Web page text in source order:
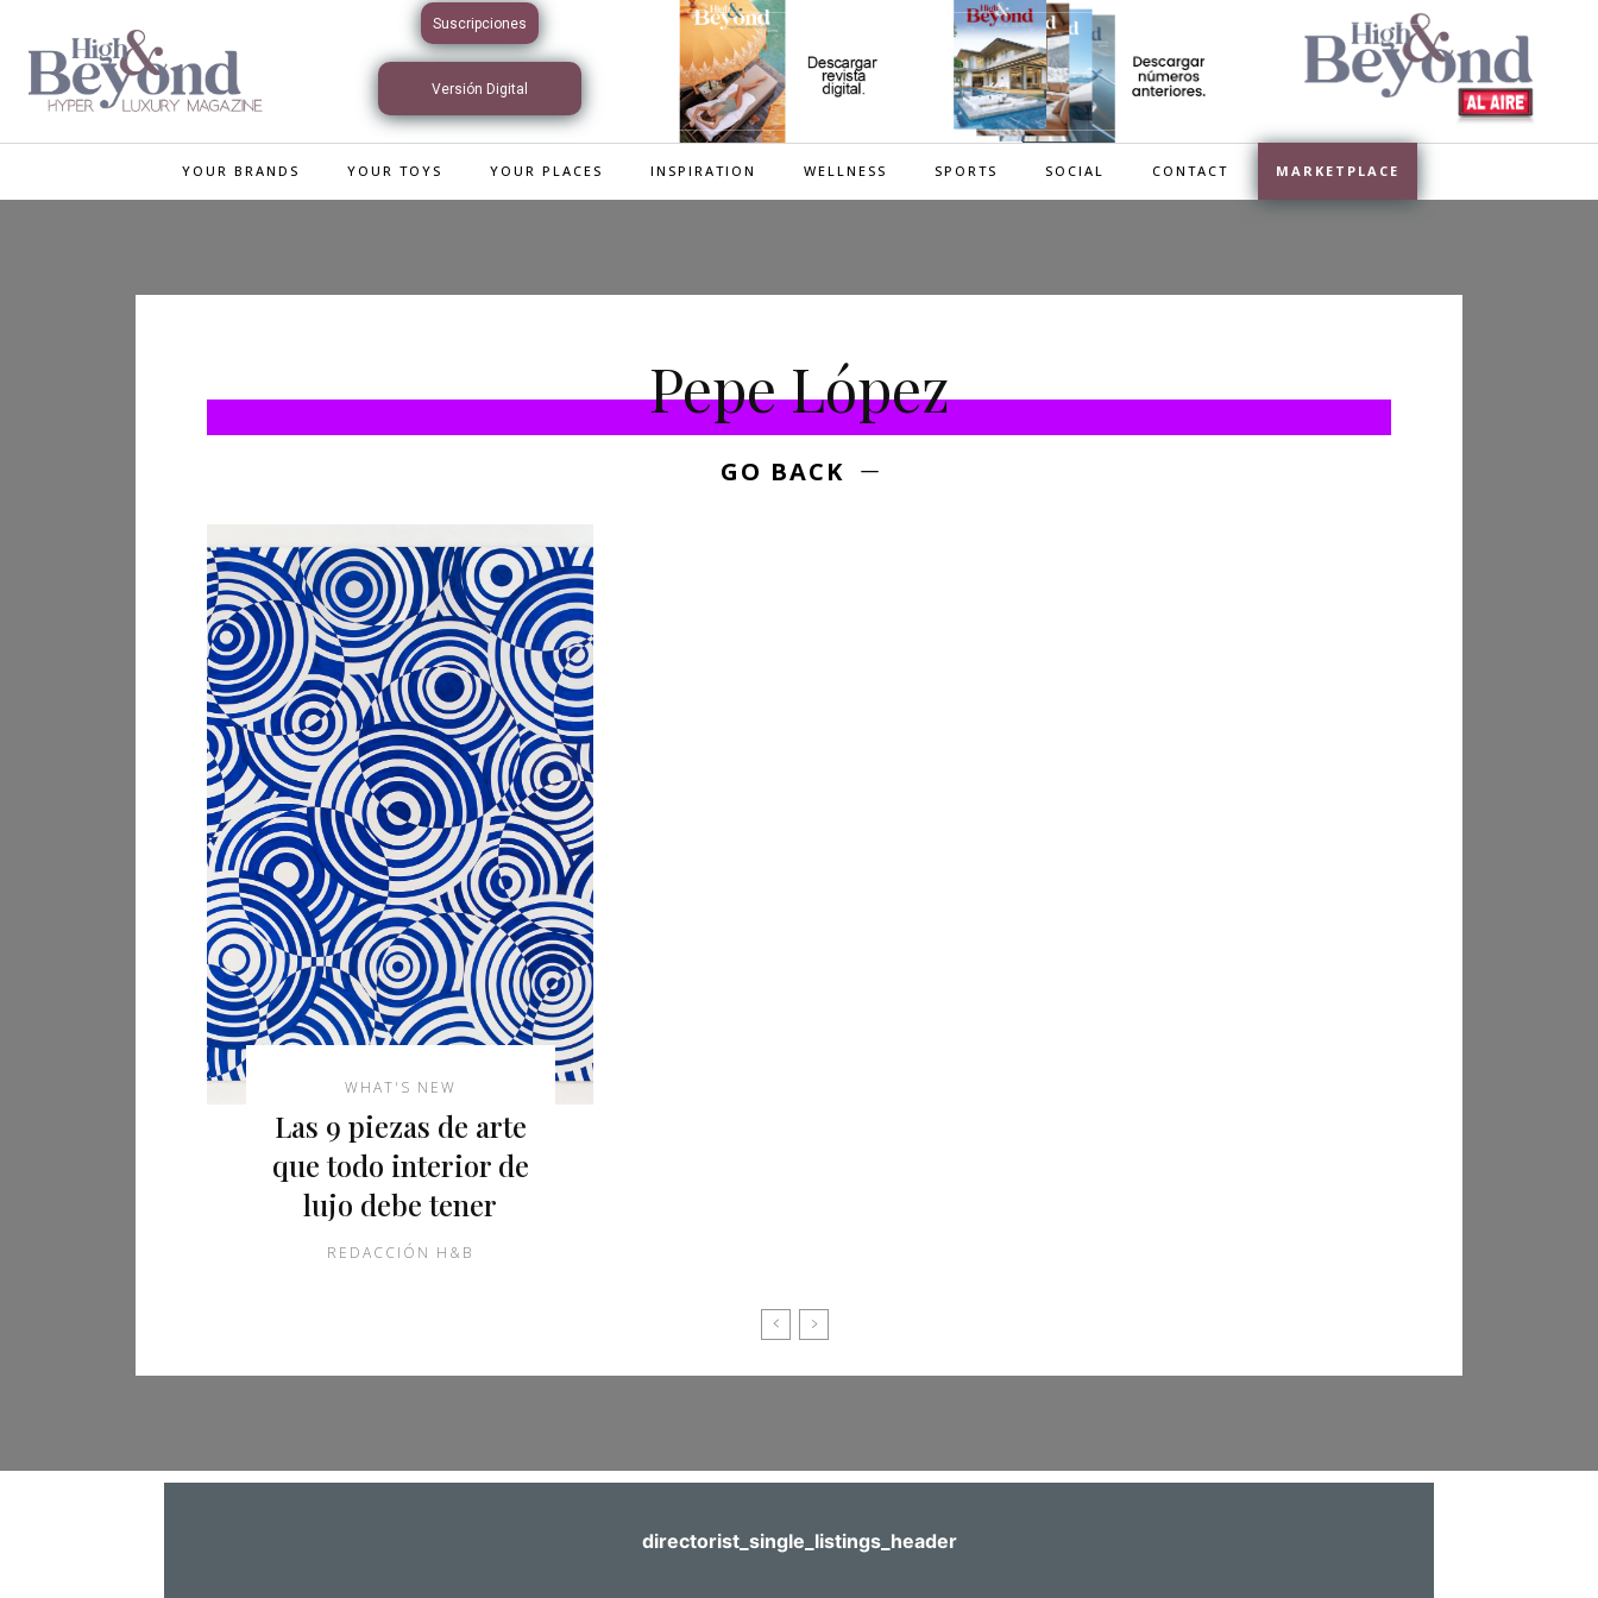
Suscripciones
Versión Digital
Interactiva
YOUR BRANDS YOUR TOYS YOUR PLACES INSPIRATION WELLNESS SPORTS SOCIAL CONTACT MARKETPLACE
Pepe López
GO BACK
WHAT'S NEW
Las 9 piezas de arte
que todo interior de
lujo debe tener
REDACCIÓN H&B
directorist_single_listings_header